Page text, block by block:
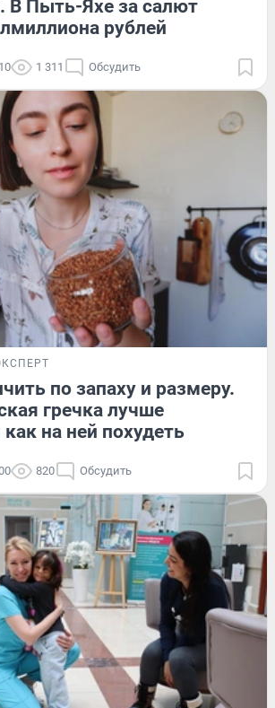
В Пыть-Яхе за салют
рублей
1 311 Обсудить
по запаху и размеру.
гречка лучше
на ней похудеть
820 Обсудить